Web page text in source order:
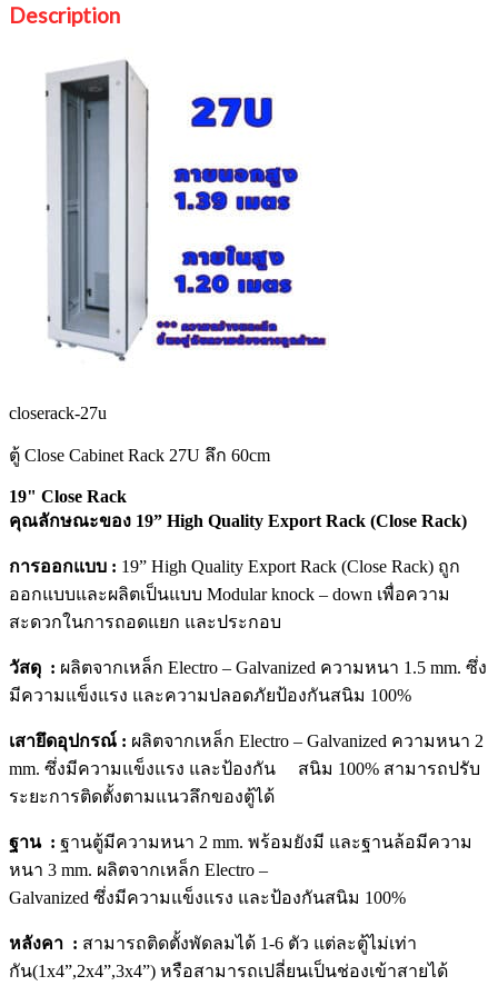
Description
closerack-27u
ตู้ Close Cabinet Rack 27U ลึก 60cm
19" Close Rack
คุณลักษณะของ 19” High Quality Export Rack (Close Rack)
การออกแบบ : 19” High Quality Export Rack (Close Rack) ถูก
ออกแบบและผลิตเป็นแบบ Modular knock – down เพื่อความ
สะดวกในการถอดแยก และประกอบ
วัสดุ : ผลิตจากเหล็ก Electro – Galvanized ความหนา 1.5 mm. ซึ่ง
มีความแข็งแรง และความปลอดภัยป้องกันสนิม 100%
เสายึดอุปกรณ์ : ผลิตจากเหล็ก Electro – Galvanized ความหนา 2
mm. ซึ่งมีความแข็งแรง และป้องกัน สนิม 100% สามารถปรับ
ระยะการติดตั้งตามแนวลึกของตู้ได้
ฐาน : ฐานตู้มีความหนา 2 mm. พร้อมยังมี และฐานล้อมีความ
หนา 3 mm. ผลิตจากเหล็ก Electro –
Galvanized ซึ่งมีความแข็งแรง และป้องกันสนิม 100%
หลังคา : สามารถติดตั้งพัดลมได้ 1-6 ตัว แต่ละตู้ไม่เท่า
กัน(1x4”,2x4”,3x4”) หรือสามารถเปลี่ยนเป็นช่องเข้าสายได้